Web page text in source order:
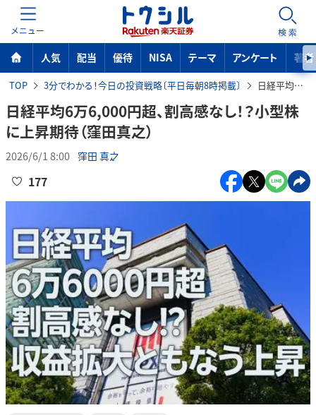
MENU 検索
人気 配当 優待 NISA テーマ アンケート 著者
TOP 3分でわかる！今日の投資戦略〔平日毎朝8時掲載〕 日経平均6万6,000円超、割高感なし！？小型株に上昇期待（窪田真之）
日経平均6万6,000円超、割高感なし！？小型株
に上昇期待（窪田真之）
2026/6/1 8:00 窪田 真之
177